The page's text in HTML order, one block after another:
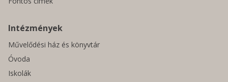
Intézmények
Művelődési ház és könyvtár
Óvoda
Iskolák